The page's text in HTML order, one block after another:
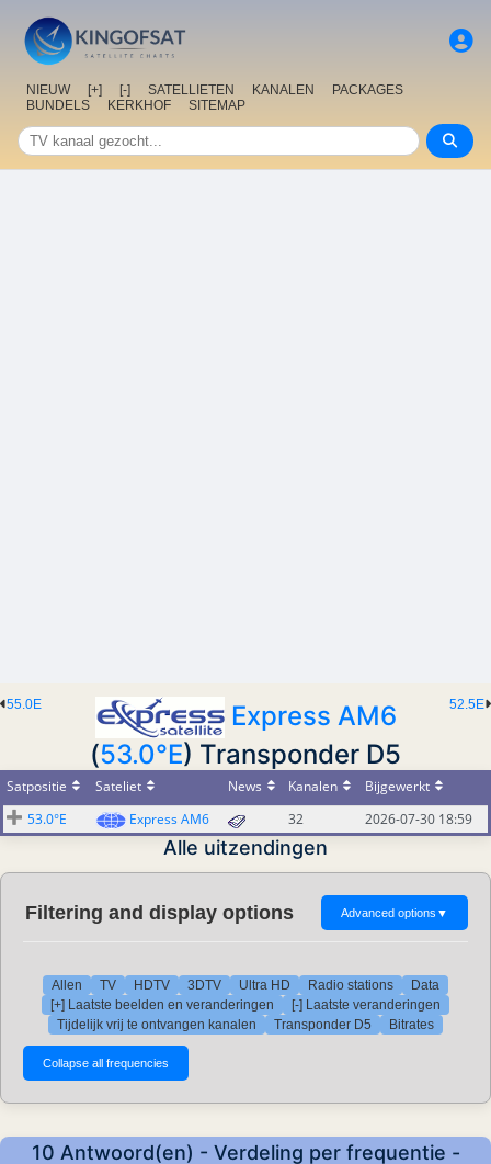
NIEUW [+] [-] SATELLIETEN KANALEN
PACKAGES
BUNDELS
KERKHOF SITEMAP
52.5E
55.0E
Express AM6
(53.0°E) Transponder D5
Satpositie Sateliet News Kanalen
Bijgewerkt
53.0°E
Express AM6 32 2026-07-30 18:59
Alle uitzendingen
Filtering and display options Advanced options ▼
Allen TV HDTV 3DTV Ultra HD Radio stations
Data
[+] Laatste beelden en veranderingen
[-] Laatste veranderingen
Tijdelijk vrij te ontvangen kanalen
Transponder D5 Bitrates
10 Antwoord(en) - Verdeling per frequentie -